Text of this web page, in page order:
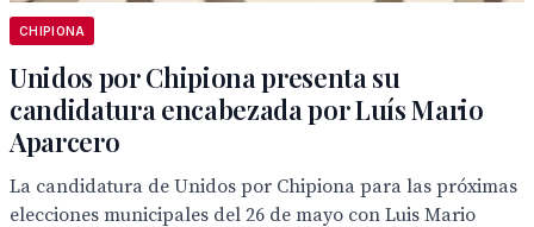
CHIPIONA
Unidos por Chipiona presenta su
candidatura encabezada por Luís Mario
Aparcero
La candidatura de Unidos por Chipiona para las próximas
elecciones municipales del 26 de mayo con Luis Mario